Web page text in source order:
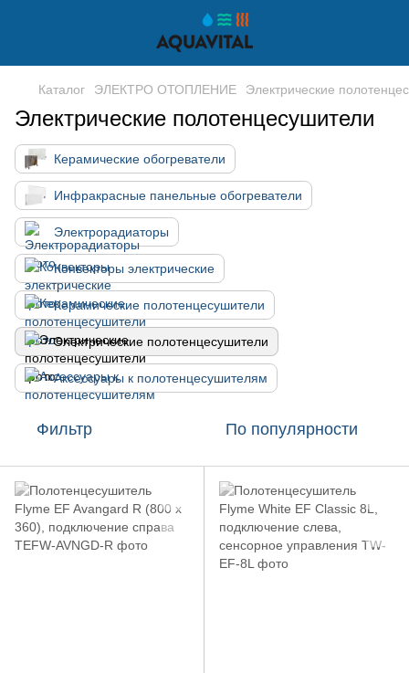
Каталог ЭЛЕКТРО ОТОПЛЕНИЕ Электрические
Электрические полотенцесушители
Керамические обогреватели
Инфракрасные панельные обогреватели
Электрорадиаторы
Конвекторы электрические
Керамические полотенцесушители
Электрические полотенцесушители
Аксессуары к полотенцесушителям
Фильтр По популярности